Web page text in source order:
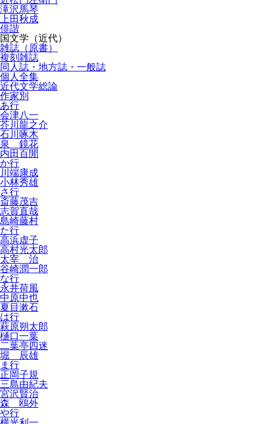
滝沢馬琴
上田秋成
俳諧
国文学（近代）
雑誌（原書）
複刻雑誌
同人誌・地方誌・一般誌
個人全集
近代文学総論
作家別
あ行
会津八一
芥川龍之介
石川啄木
泉 鏡花
内田百閒
か行
川端康成
小林秀雄
さ行
斎藤茂吉
志賀直哉
島崎藤村
た行
高浜虚子
高村光太郎
太宰 治
谷崎潤一郎
な行
永井荷風
中原中也
夏目漱石
は行
萩原朔太郎
樋口一葉
二葉亭四迷
堀 辰雄
ま行
正岡子規
三島由紀夫
宮沢賢治
森 鴎外
や行